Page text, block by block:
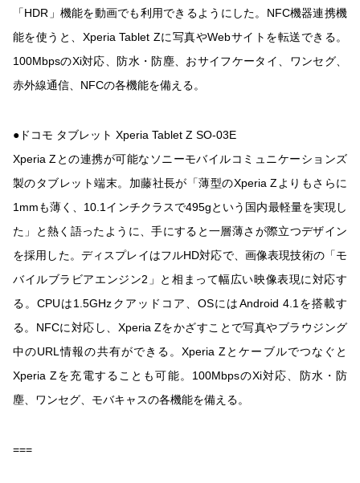
「HDR」機能を動画でも利用できるようにした。NFC機器連携機
能を使うと、Xperia Tablet Zに写真やWebサイトを転送できる。
100MbpsのXi対応、防水・防塵、おサイフケータイ、ワンセグ、
赤外線通信、NFCの各機能を備える。
●ドコモ タブレット Xperia Tablet Z SO-03E
Xperia Zとの連携が可能なソニーモバイルコミュニケーションズ
製のタブレット端末。加藤社長が「薄型のXperia Zよりもさらに
1mmも薄く、10.1インチクラスで495gという国内最軽量を実現し
た」と熱く語ったように、手にすると一層薄さが際立つデザイン
を採用した。ディスプレイはフルHD対応で、画像表現技術の「モ
バイルブラビアエンジン2」と相まって幅広い映像表現に対応す
る。CPUは1.5GHzクアッドコア、OSにはAndroid 4.1を搭載す
る。NFCに対応し、Xperia Zをかざすことで写真やブラウジング
中のURL情報の共有ができる。Xperia Zとケーブルでつなぐと
Xperia Zを充電することも可能。100MbpsのXi対応、防水・防
塵、ワンセグ、モバキャスの各機能を備える。
===